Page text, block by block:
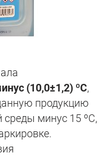
(10,0±1,2) ºС,
продукцию
минус 15 ºС,